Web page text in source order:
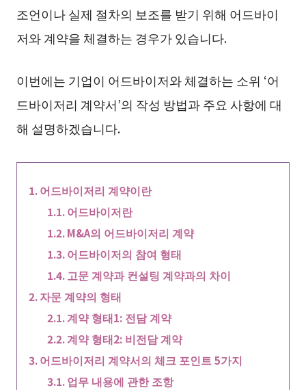
조언이나 실제 절차의 보조를 받기 위해 어드바이
저와 계약을 체결하는 경우가 있습니다.
이번에는 기업이 어드바이저와 체결하는 소위 ‘어
드바이저리 계약서’의 작성 방법과 주요 사항에 대
해 설명하겠습니다.
어드바이저리 계약이란
어드바이저란
M&A의 어드바이저리 계약
어드바이저의 참여 형태
고문 계약과 컨설팅 계약과의 차이
자문 계약의 형태
계약 형태1: 전담 계약
계약 형태2: 비전담 계약
어드바이저리 계약서의 체크 포인트 5가지
업무 내용에 관한 조항